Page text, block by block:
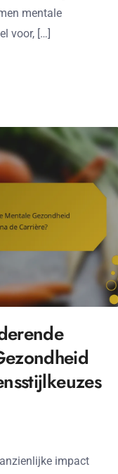
mentale
voor, […]
impact